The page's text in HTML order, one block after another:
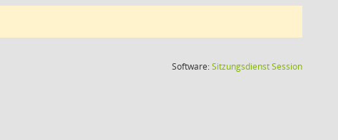
Software:SitzungsdienstSession(Wird in